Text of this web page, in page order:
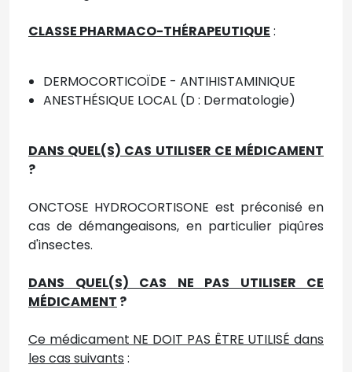
CLASSE PHARMACO-THÉRAPEUTIQUE :
DERMOCORTICOÏDE - ANTIHISTAMINIQUE
ANESTHÉSIQUE LOCAL (D : Dermatologie)
DANS QUEL(S) CAS UTILISER CE MÉDICAMENT
?
ONCTOSE HYDROCORTISONE est préconisé en
cas de démangeaisons, en particulier piqûres
d'insectes.
DANS QUEL(S) CAS NE PAS UTILISER CE
MÉDICAMENT ?
Ce médicament NE DOIT PAS ÊTRE UTILISÉ dans
les cas suivants :